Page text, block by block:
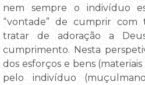
nem sempre o indivíduo
“vontade” de cumprir com
tratar de adoração a
cumprimento. Nesta
dos esforços e bens
pelo indivíduo